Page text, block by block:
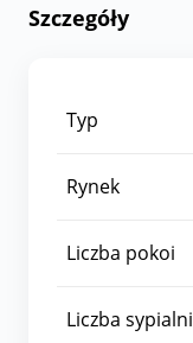
Szczegóły
Typ
Rynek
Liczba pokoi
Liczba sypialni